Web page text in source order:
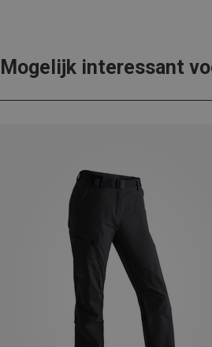
Mogelijk interessant